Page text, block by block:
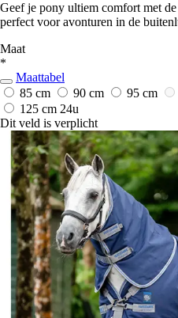
Geef je pony ultiem comfort met
perfect voor avonturen in de
Maat
*
Maattabel
85 cm
90 cm 95 cm
125 cm 24u
Dit veld is verplicht